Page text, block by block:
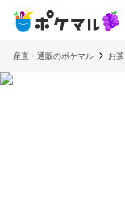
産直・通販のポケマル お茶